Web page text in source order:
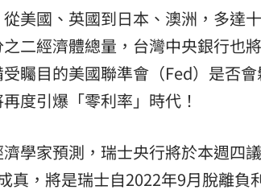
美國、英國到日本、澳洲，多達
二經濟體總量，台灣中央銀行也
矚目的美國聯準會（Fed）是否
度引爆「零利率」時代！
學家預測，瑞士央行將於本週四
真，將是瑞士自2022年9月脫離負